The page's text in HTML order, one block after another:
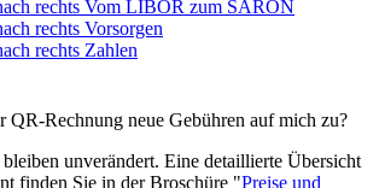
Vom LIBOR zum SARON
Vorsorgen
Zahlen
QR-Rechnung neue Gebühren auf mich zu?
unverändert. Eine detaillierte Übersicht
finden Sie in der Broschüre "Preise und